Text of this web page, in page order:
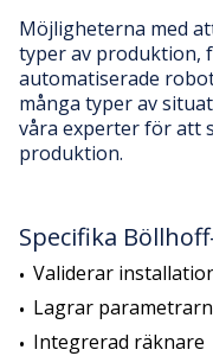
Möjligheterna med
typer av produktion,
automatiserade
många typer av
våra experter för att
produktion.
Specifika
Validerar
Lagrar
Integrerad räknare